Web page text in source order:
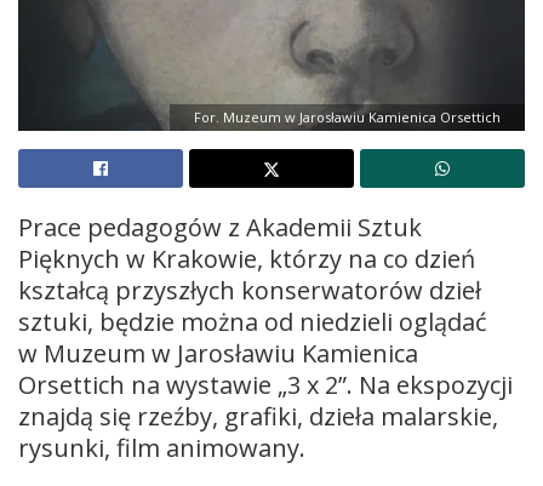
For. Muzeum w Jarosławiu Kamienica Orsettich
Prace pedagogów z Akademii Sztuk
Pięknych w Krakowie, którzy na co dzień
kształcą przyszłych konserwatorów dzieł
sztuki, będzie można od niedzieli oglądać
w Muzeum w Jarosławiu Kamienica
Orsettich na wystawie „3 x 2”. Na ekspozycji
znajdą się rzeźby, grafiki, dzieła malarskie,
rysunki, film animowany.